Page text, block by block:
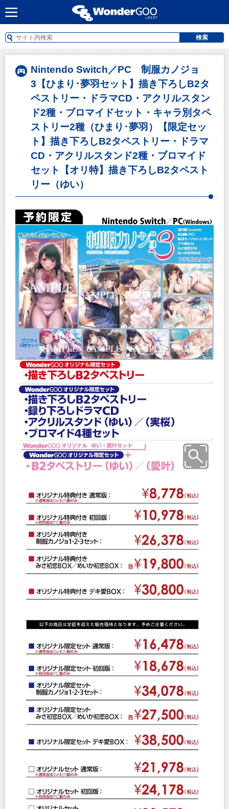
検索
Nintendo Switch／PC 制服カノジョ
3【ひまり･夢羽セット】描き下ろしB2タ
ペストリー・ドラマCD・アクリルスタン
ド2種・ブロマイドセット・キャラ別タペ
ストリー2種（ひまり･夢羽）【限定セッ
ト】描き下ろしB2タペストリー・ドラマ
CD・アクリルスタンド2種・ブロマイド
セット【オリ特】描き下ろしB2タペスト
リー（ゆい）